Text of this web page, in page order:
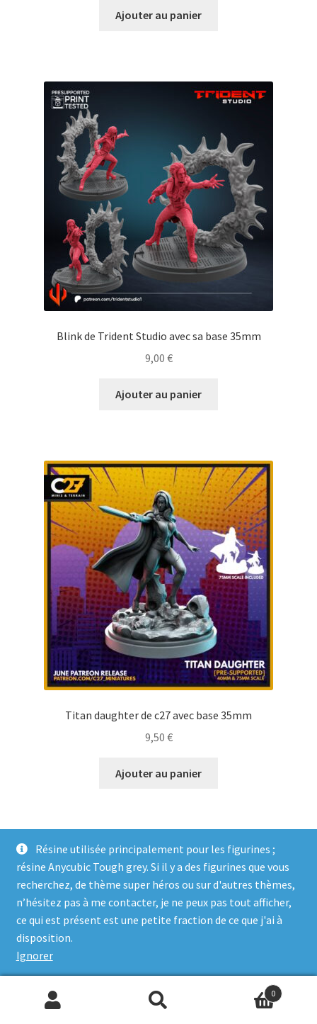
Résine utilisée principalement pour les figurines ;
résine Anycubic Tough grey. Si il y a des figurines que vous
recherchez, de thème super héros ou sur d'autres thèmes,
n’hésitez pas à me contacter, je ne peux pas tout afficher,
ce qui est présent est une petite fraction de ce que j'ai à
disposition.
Ignorer
Ajouter au panier
Blink de Trident Studio avec sa base 35mm
9,00 €
Ajouter au panier
Titan daughter de c27 avec base 35mm
9,50 €
Ajouter au panier
© Genosha Impact 2026
Built with WooCommerce
Recherche
Recherche
0